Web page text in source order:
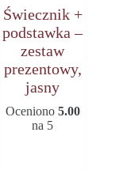
Świecznik +
podstawka –
zestaw
prezentowy,
jasny
Oceniono 5.00
na 5